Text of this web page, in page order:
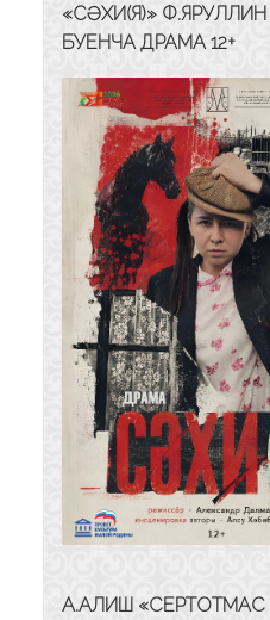
«СӘХИ(Я)»
БУЕНЧА ДРАМА 12+
А.АЛИШ «СЕРТОТМАС